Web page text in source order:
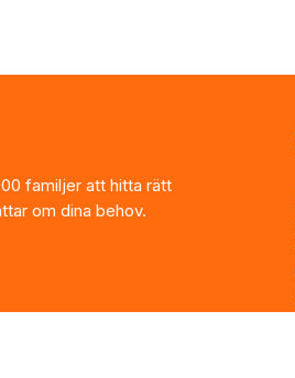
familjer att hitta rätt
om dina behov.